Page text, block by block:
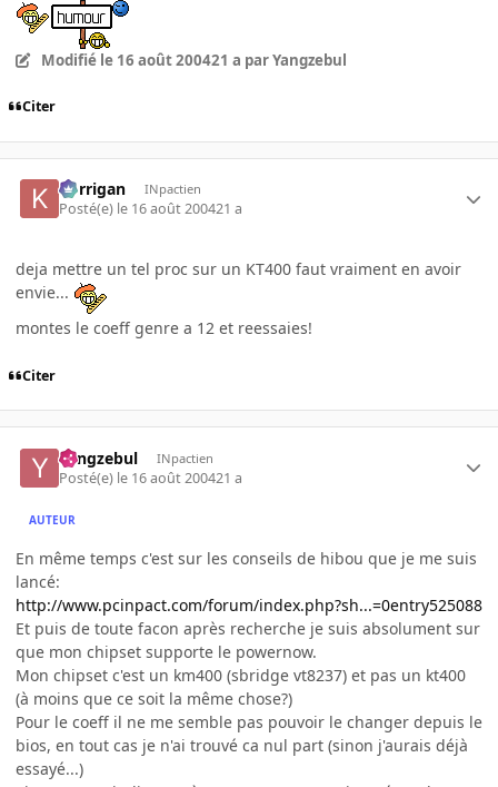
Modifié le 16 août 200421 a par Yangzebul
Citer
korrigan INpactien
Posté(e) le 16 août 200421 a
deja mettre un tel proc sur un KT400 faut vraiment en avoir
envie...
montes le coeff genre a 12 et reessaies!
Citer
Yangzebul INpactien
Posté(e) le 16 août 200421 a
AUTEUR
En même temps c'est sur les conseils de hibou que je me suis
lancé:
http://www.pcinpact.com/forum/index.php?sh...=0entry525088
Et puis de toute facon après recherche je suis absolument sur
que mon chipset supporte le powernow.
Mon chipset c'est un km400 (sbridge vt8237) et pas un kt400
(à moins que ce soit la même chose?)
Pour le coeff il ne me semble pas pouvoir le changer depuis le
bios, en tout cas je n'ai trouvé ca nul part (sinon j'aurais déjà
essayé...)